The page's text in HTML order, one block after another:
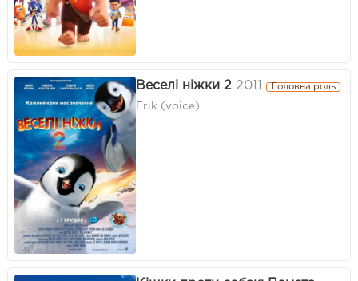
Веселі ніжки 2 2011 Головна роль
Erik (voice)